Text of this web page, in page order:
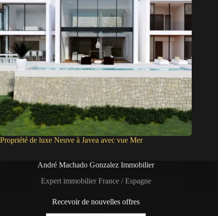
Propriété de luxe Neuve à Javea avec vue Mer
André Machado Gonzalez Immobilier
Expert immobilier France / Espagne
Recevoir de nouvelles offres